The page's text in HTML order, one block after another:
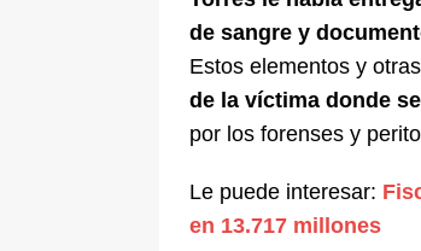
de sangre y
Estos elementos y
de la víctima donde
por los forenses y
Le puede interesar:
en 13.717 millones